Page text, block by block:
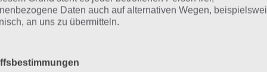
Aufgabe nun also jene, den Wünschen deiner Kunden
und ihnen alles zu bieten was sie brauchen.
Hotels, schicke Parkanlagen, Wasserrutschen und
Daten auch auf alternativen Wegen,
an uns zu übermitteln.